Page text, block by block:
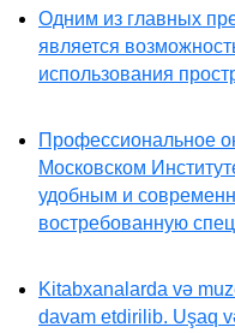
Одним из главных
является
использования
Профессиональное
Московском
удобным и
востребованную
Kitabxanalarda və
davam etdirilib. Uşaq